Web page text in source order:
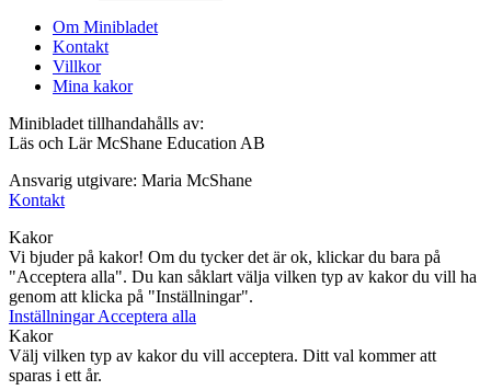
Om Minibladet
Kontakt
Villkor
Mina kakor
Minibladet tillhandahålls av:
Läs och Lär McShane Education AB
Ansvarig utgivare: Maria McShane
Kontakt
Kakor
Vi bjuder på kakor! Om du tycker det är ok, klickar du bara på
"Acceptera alla". Du kan såklart välja vilken typ av kakor du vill ha
genom att klicka på "Inställningar".
InställningarAcceptera alla
Kakor
Välj vilken typ av kakor du vill acceptera. Ditt val kommer att
sparas i ett år.